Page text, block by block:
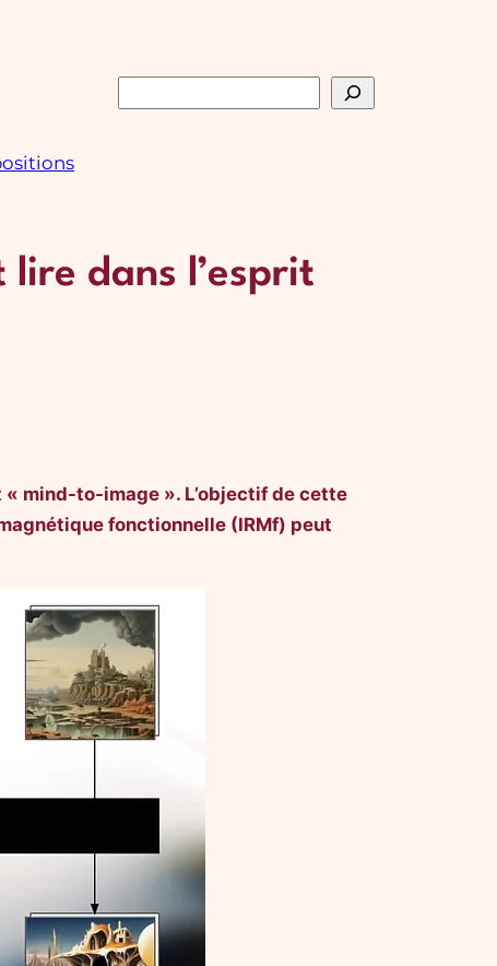
Rechercher
dans l’esprit
mind-to-image ». L’objectif de cette
fonctionnelle (IRMf) peut